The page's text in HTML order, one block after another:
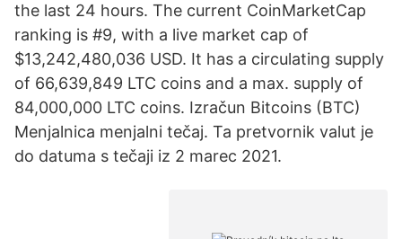
the last 24 hours. The current CoinMarketCap
ranking is #9, with a live market cap of
$13,242,480,036 USD. It has a circulating supply
of 66,639,849 LTC coins and a max. supply of
84,000,000 LTC coins. Izračun Bitcoins (BTC)
Menjalnica menjalni tečaj. Ta pretvornik valut je
do datuma s tečaji iz 2 marec 2021.